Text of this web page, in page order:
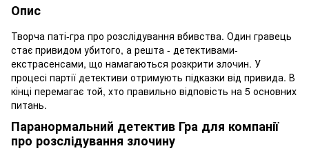
Опис
Творча паті-гра про розслідування вбивства. Один гравець
стає привидом убитого, а решта - детективами-
екстрасенсами, що намагаються розкрити злочин. У
процесі партії детективи отримують підказки від привида. В
кінці перемагає той, хто правильно відповість на 5 основних
питань.
Паранормальний детектив Гра для компанії
про розслідування злочину